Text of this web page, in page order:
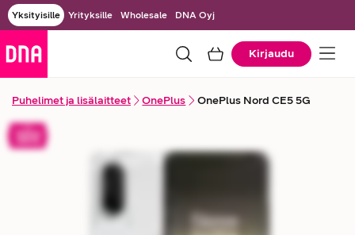
Yksityisille Yrityksille Wholesale DNA Oyj
Kirjaudu
Puhelimet ja lisälaitteet OnePlus OnePlus Nord CE5 5G